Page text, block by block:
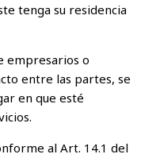
tenga su residencia
empresarios o
entre las partes, se
en que esté
al Art. 14.1 del